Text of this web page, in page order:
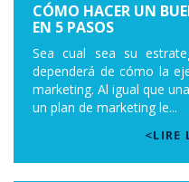
CÓMO HACER UN
EN 5 PASOS
Sea cual sea su
dependerá de cómo la
marketing. Al igual que
un plan de marketing le...
<LIRE